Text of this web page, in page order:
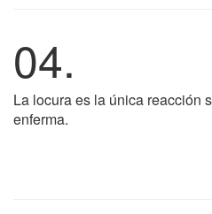
04.
La locura es la única reacción
enferma.